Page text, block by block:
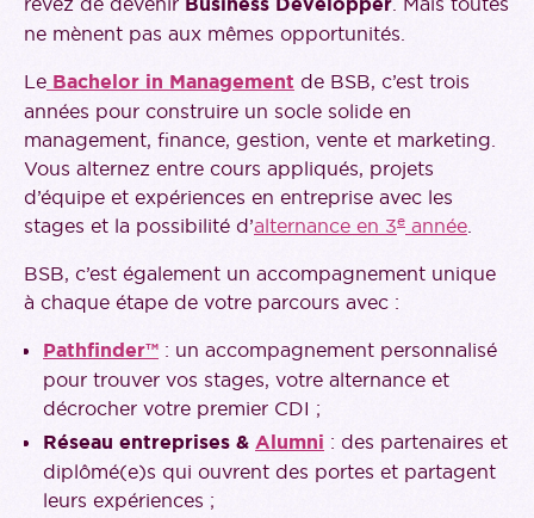
ne mènent pas aux mêmes opportunités.
Le Bachelor in Management de BSB, c’est trois
années pour construire un socle solide en
management, finance, gestion, vente et marketing.
Vous alternez entre cours appliqués, projets
d’équipe et expériences en entreprise avec les
stages et la possibilité d’alternance en 3e année
BSB, c’est également un accompagnement unique
à chaque étape de votre parcours avec :
Pathfinder™ : un accompagnement personnalisé
pour trouver vos stages, votre alternance et
décrocher votre premier CDI ;
Réseau entreprises & Alumni : des partenaires et
diplômé(e)s qui ouvrent des portes et partagent
leurs expériences ;